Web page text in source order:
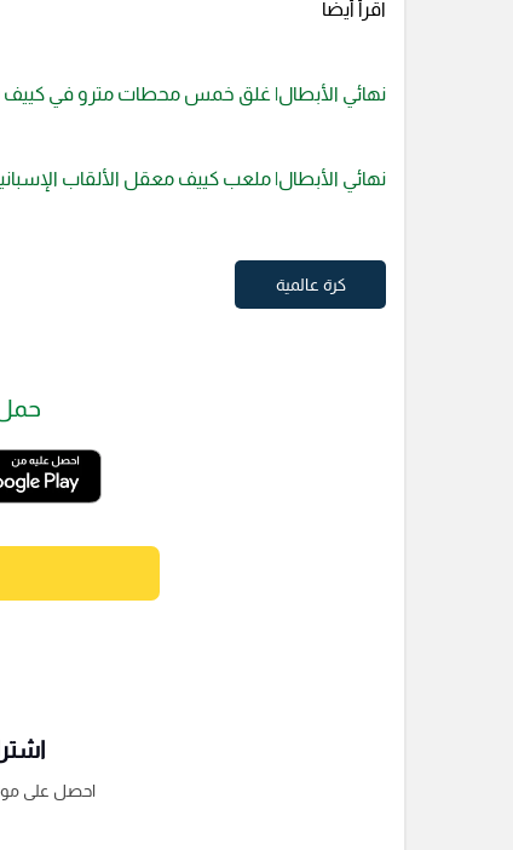
اقرأ أيضا
نهائي الأبطال| غلق خمس محطات مترو في كييف
نهائي الأبطال| ملعب كييف معقل الألقاب
كرة عالمية
احصل على